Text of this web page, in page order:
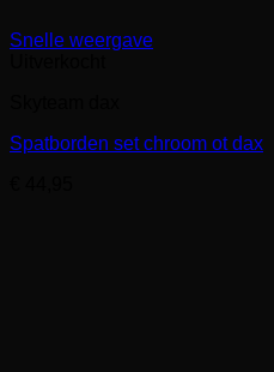
Snelle weergave
Spatborden set chroom ot dax